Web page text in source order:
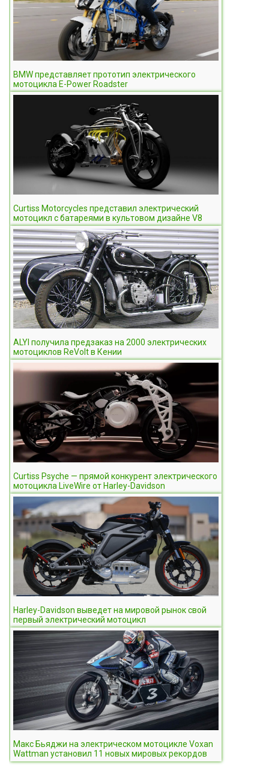
BMW представляет прототип электрического
мотоцикла E-Power Roadster
Curtiss Motorcycles представил электрический
мотоцикл с батареями в культовом дизайне V8
ALYI получила предзаказ на 2000 электрических
мотоциклов ReVolt в Кении
Curtiss Psyche — прямой конкурент электрического
мотоцикла LiveWire от Harley-Davidson
Harley-Davidson выведет на мировой рынок свой
первый электрический мотоцикл
Макс Бьяджи на электрическом мотоцикле Voxan
Wattman установил 11 новых мировых рекордов